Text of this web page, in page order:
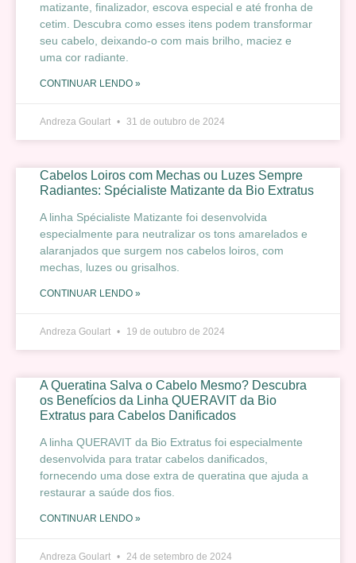
matizante, finalizador, escova especial e até fronha de
cetim. Descubra como esses itens podem transformar
seu cabelo, deixando-o com mais brilho, maciez e
uma cor radiante.
CONTINUAR LENDO »
Andreza Goulart 31 de outubro de 2024
Cabelos Loiros com Mechas ou Luzes Sempre
Radiantes: Spécialiste Matizante da Bio Extratus
A linha Spécialiste Matizante foi desenvolvida
especialmente para neutralizar os tons amarelados e
alaranjados que surgem nos cabelos loiros, com
mechas, luzes ou grisalhos.
CONTINUAR LENDO »
Andreza Goulart 19 de outubro de 2024
A Queratina Salva o Cabelo Mesmo? Descubra
os Benefícios da Linha QUERAVIT da Bio
Extratus para Cabelos Danificados
A linha QUERAVIT da Bio Extratus foi especialmente
desenvolvida para tratar cabelos danificados,
fornecendo uma dose extra de queratina que ajuda a
restaurar a saúde dos fios.
CONTINUAR LENDO »
Andreza Goulart 24 de setembro de 2024